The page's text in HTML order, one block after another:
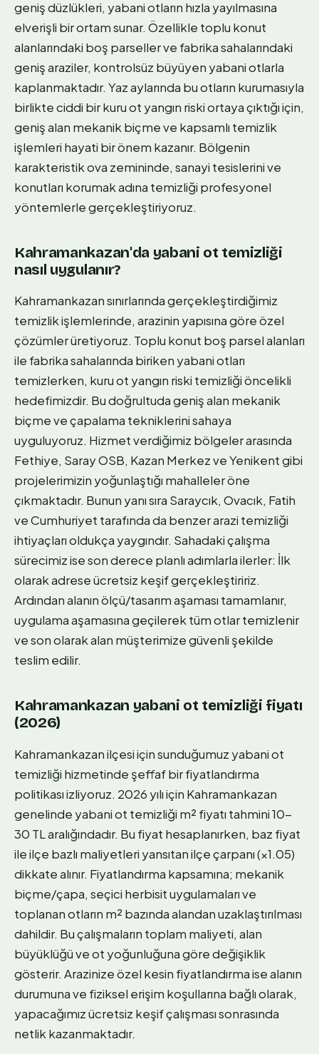
geniş düzlükleri, yabani otların hızla yayılmasına
elverişli bir ortam sunar. Özellikle toplu konut
alanlarındaki boş parseller ve fabrika sahalarındaki
geniş araziler, kontrolsüz büyüyen yabani otlarla
kaplanmaktadır. Yaz aylarında bu otların kurumasıyla
birlikte ciddi bir kuru ot yangın riski ortaya çıktığı için,
geniş alan mekanik biçme ve kapsamlı temizlik
işlemleri hayati bir önem kazanır. Bölgenin
karakteristik ova zemininde, sanayi tesislerini ve
konutları korumak adına temizliği profesyonel
yöntemlerle gerçekleştiriyoruz.
Kahramankazan'da yabani ot temizliği
nasıl uygulanır?
Kahramankazan sınırlarında gerçekleştirdiğimiz
temizlik işlemlerinde, arazinin yapısına göre özel
çözümler üretiyoruz. Toplu konut boş parsel alanları
ile fabrika sahalarında biriken yabani otları
temizlerken, kuru ot yangın riski temizliği öncelikli
hedefimizdir. Bu doğrultuda geniş alan mekanik
biçme ve çapalama tekniklerini sahaya
uyguluyoruz. Hizmet verdiğimiz bölgeler arasında
Fethiye, Saray OSB, Kazan Merkez ve Yenikent gibi
projelerimizin yoğunlaştığı mahalleler öne
çıkmaktadır. Bunun yanı sıra Saraycık, Ovacık, Fatih
ve Cumhuriyet tarafında da benzer arazi temizliği
ihtiyaçları oldukça yaygındır. Sahadaki çalışma
sürecimiz ise son derece planlı adımlarla ilerler: İlk
olarak adrese ücretsiz keşif gerçekleştiririz.
Ardından alanın ölçü/tasarım aşaması tamamlanır,
uygulama aşamasına geçilerek tüm otlar temizlenir
ve son olarak alan müşterimize güvenli şekilde
teslim edilir.
Kahramankazan yabani ot temizliği fiyatı
(2026)
Kahramankazan ilçesi için sunduğumuz yabani ot
temizliği hizmetinde şeffaf bir fiyatlandırma
politikası izliyoruz. 2026 yılı için Kahramankazan
genelinde yabani ot temizliği m² fiyatı tahmini 10-
30 TL aralığındadır. Bu fiyat hesaplanırken, baz fiyat
ile ilçe bazlı maliyetleri yansıtan ilçe çarpanı (×1.05)
dikkate alınır. Fiyatlandırma kapsamına; mekanik
biçme/çapa, seçici herbisit uygulamaları ve
toplanan otların m² bazında alandan uzaklaştırılması
dahildir. Bu çalışmaların toplam maliyeti, alan
büyüklüğü ve ot yoğunluğuna göre değişiklik
gösterir. Arazinize özel kesin fiyatlandırma ise alanın
durumuna ve fiziksel erişim koşullarına bağlı olarak,
yapacağımız ücretsiz keşif çalışması sonrasında
netlik kazanmaktadır.